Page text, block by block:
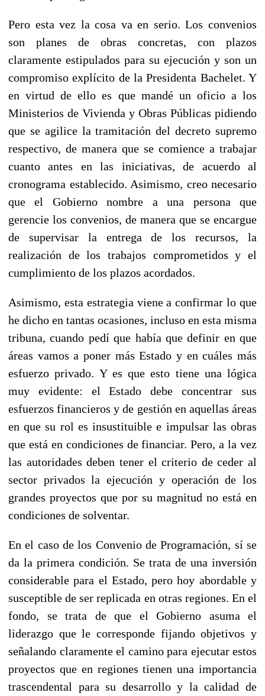
Pero esta vez la cosa va en serio. Los convenios
son planes de obras concretas, con plazos
claramente estipulados para su ejecución y son un
compromiso explícito de la Presidenta Bachelet. Y
en virtud de ello es que mandé un oficio a los
Ministerios de Vivienda y Obras Públicas pidiendo
que se agilice la tramitación del decreto supremo
respectivo, de manera que se comience a trabajar
cuanto antes en las iniciativas, de acuerdo al
cronograma establecido. Asimismo, creo necesario
que el Gobierno nombre a una persona que
gerencie los convenios, de manera que se encargue
de supervisar la entrega de los recursos, la
realización de los trabajos comprometidos y el
cumplimiento de los plazos acordados.
Asimismo, esta estrategia viene a confirmar lo que
he dicho en tantas ocasiones, incluso en esta misma
tribuna, cuando pedí que había que definir en que
áreas vamos a poner más Estado y en cuáles más
esfuerzo privado. Y es que esto tiene una lógica
muy evidente: el Estado debe concentrar sus
esfuerzos financieros y de gestión en aquellas áreas
en que su rol es insustituible e impulsar las obras
que está en condiciones de financiar. Pero, a la vez
las autoridades deben tener el criterio de ceder al
sector privados la ejecución y operación de los
grandes proyectos que por su magnitud no está en
condiciones de solventar.
En el caso de los Convenio de Programación, sí se
da la primera condición. Se trata de una inversión
considerable para el Estado, pero hoy abordable y
susceptible de ser replicada en otras regiones. En el
fondo, se trata de que el Gobierno asuma el
liderazgo que le corresponde fijando objetivos y
señalando claramente el camino para ejecutar estos
proyectos que en regiones tienen una importancia
trascendental para su desarrollo y la calidad de